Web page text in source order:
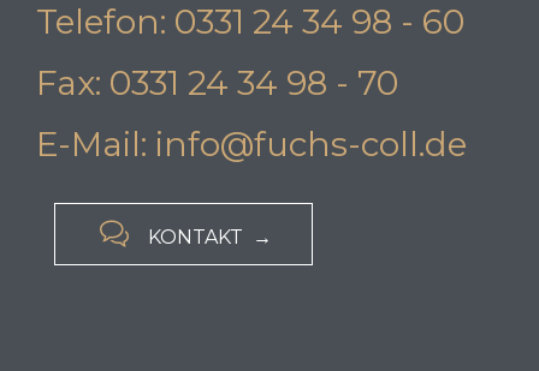
Telefon: 0331 24 34 98 - 60
Fax: 0331 24 34 98 - 70
E-Mail: info@fuchs-coll.de
 KONTAKT →